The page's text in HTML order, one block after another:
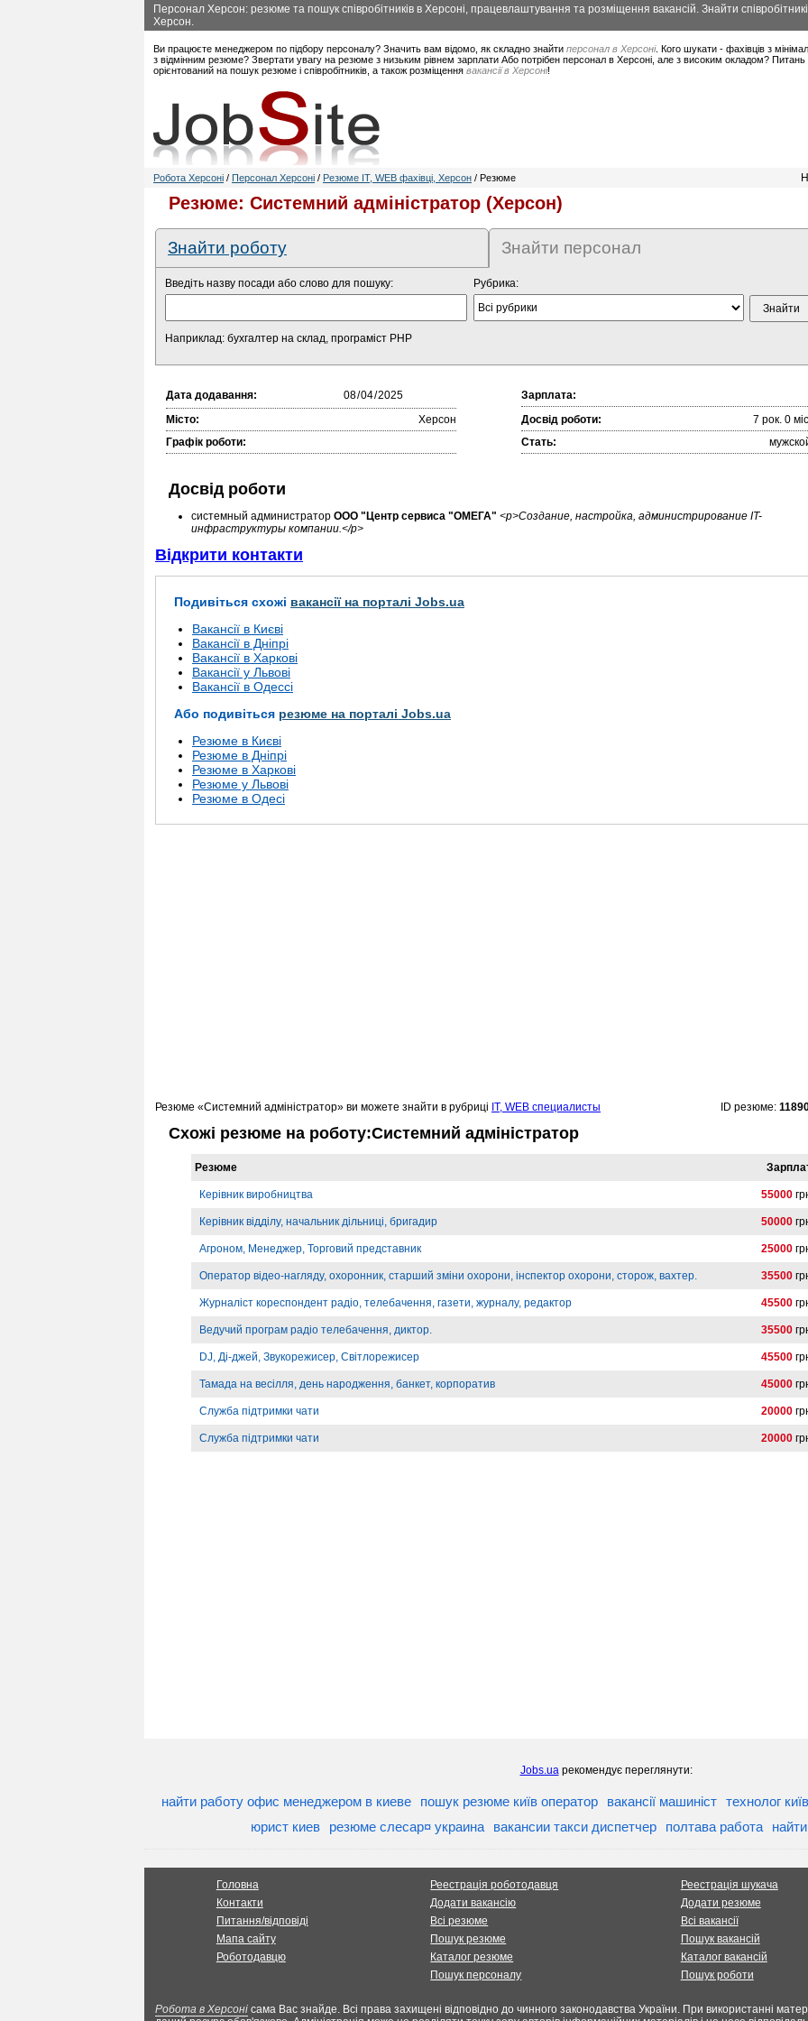
Персонал Херсон: резюме та пошук співробітників в Херсоні, працевлаштування та розміщення вакансій. Знайти
Херсон.
Ви працюєте менеджером по підбору персоналу? Значить вам відомо, як складно знайти персонал в Херсоні. Кого шукати - фахівців з
з відмінним резюме? Звертати увагу на резюме з низьким рівнем зарплати Або потрібен персонал в Херсоні, але з високим окладом?
орієнтований на пошук резюме і співробітників, а також розміщення вакансії в Херсоні!
Робота Херсоні / Персонал Херсоні / Резюме IT, WEB фахівці, Херсон / Резюме
Резюме: Системний адміністратор (Херсон)
Знайти роботу Знайти персонал
Введіть назву посади або слово для пошуку:
Наприклад: бухгалтер на склад, програміст PHP
Рубрика:
Дата додавання:
Зарплата:
Місто:
Херсон Досвід роботи:
7 рок. 0
Графік роботи:
Стать:
Досвід роботи
системный администратор ООО "Центр сервиса "ОМЕГА" <p>Создание, настройка, администрирование IT-
инфраструктуры компании.</p>
Відкрити контакти
Подивіться схожі вакансії на порталі Jobs.ua
Вакансії в Києві
Вакансії в Дніпрі
Вакансії в Харкові
Вакансії у Львові
Вакансії в Одессі
Або подивіться резюме на порталі Jobs.ua
Резюме в Києві
Резюме в Дніпрі
Резюме в Харкові
Резюме у Львові
Резюме в Одесі
Резюме «Системний адміністратор» ви можете знайти в рубриці IT, WEB специалисты ID резюме:
Схожі резюме на роботу:Системний адміністратор
Резюме
Керівник виробництва 55000
Керівник відділу, начальник дільниці, бригадир 50000
Агроном, Менеджер, Торговий представник 25000
Оператор відео-нагляду, охоронник, старший зміни охорони, інспектор охорони, сторож, вахтер. 35500
Журналіст кореспондент радіо, телебачення, газети, журналу, редактор 45500
Ведучий програм радіо телебачення, диктор. 35500
DJ, Ді-джей, Звукорежисер, Світлорежисер 45500
Тамада на весілля, день народження, банкет, корпоратив 45000
Служба підтримки чати 20000
Служба підтримки чати 20000
Jobs.uaрекомендує переглянути:
найти работу офис менеджером в киеве пошук резюме київ оператор вакансії машиніст технолог
юрист киев
резюме слесар¤ украина вакансии такси диспетчер полтава работа
Головна
Контакти
Питання/відповіді
Мапа сайту
Роботодавцю
Реестрація роботодавця
Додати вакансію
Всі резюме
Пошук резюме
Каталог резюме
Пошук персоналу
Реестрація шукача
Додати резюме
Всі вакансії
Пошук вакансій
Каталог вакансій
Пошук роботи
Робота в Херсоні сама Вас знайде. Всі права захищені відповідно до чинного законодавства України. При використанні